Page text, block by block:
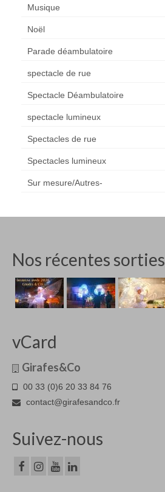
Musique
Noël
Parade déambulatoire
spectacle de rue
Spectacle Déambulatoire
spectacle lumineux
Spectacles de rue
Spectacles lumineux
Sur mesure/Autres-
Nos récentes sorties
vCard
Girafes&Co
00 33 (0)6 20 33 84 76
contact@girafesandco.fr
Suivez-nous